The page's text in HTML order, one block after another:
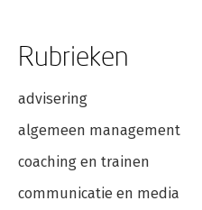
Rubrieken
advisering
algemeen management
coaching en trainen
communicatie en media